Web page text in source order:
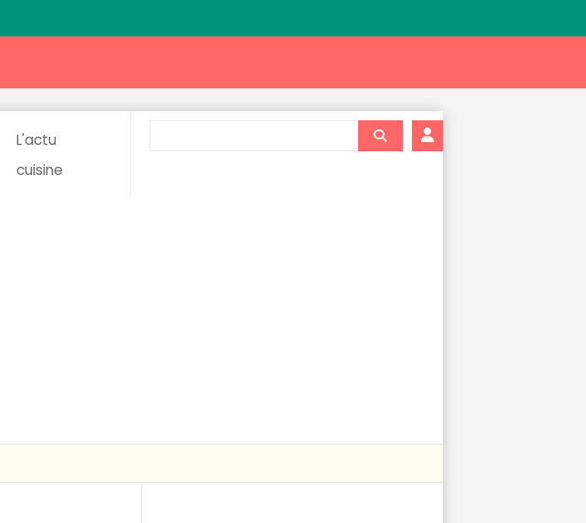
L'actu
cuisine